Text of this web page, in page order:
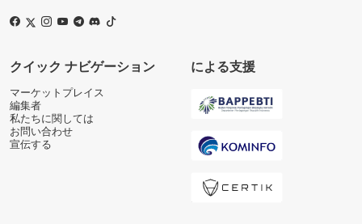
クイック ナビゲーション
マーケットプレイス
編集者
私たちに関しては
お問い合わせ
宣伝する
による支援